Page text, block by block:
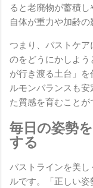
ると老廃物が蓄積
自体が重力や加齢の
つまり、バストケ
のをどうにかしよ
が行き渡る土台」
ルモンバランスも
た質感を育むことが
毎日の姿勢
する
バストラインを美
ルです。「正しい